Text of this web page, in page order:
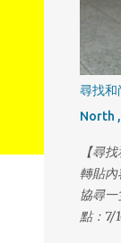
監視
路下
天沒
被車撞
被撞後
落後
跡, 旺
碧潭西
店-寶
日
尋找和
North
【尋
轉貼內
協尋
點：7/